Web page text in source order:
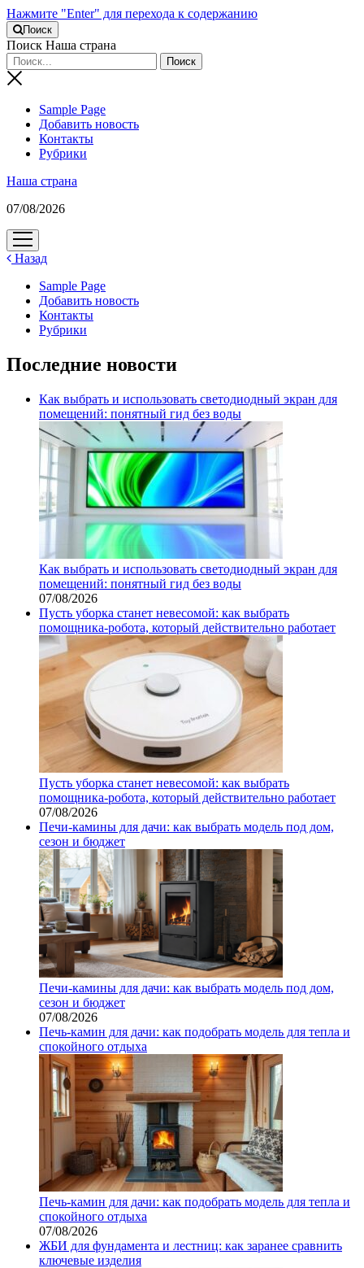
Нажмите "Enter" для перехода к содержанию
Поиск
Поиск Наша страна
Sample Page
Добавить новость
Контакты
Рубрики
Наша страна
07/08/2026
открыть
меню
Назад
Sample Page
Добавить новость
Контакты
Рубрики
Последние новости
Как выбрать и использовать светодиодный экран для
помещений: понятный гид без воды
Как выбрать и использовать светодиодный экран для
помещений: понятный гид без воды
07/08/2026
Пусть уборка станет невесомой: как выбрать
помощника‑робота, который действительно работает
Пусть уборка станет невесомой: как выбрать
помощника‑робота, который действительно работает
07/08/2026
Печи-камины для дачи: как выбрать модель под дом,
сезон и бюджет
Печи-камины для дачи: как выбрать модель под дом,
сезон и бюджет
07/08/2026
Печь-камин для дачи: как подобрать модель для тепла и
спокойного отдыха
Печь-камин для дачи: как подобрать модель для тепла и
спокойного отдыха
07/08/2026
ЖБИ для фундамента и лестниц: как заранее сравнить
ключевые изделия